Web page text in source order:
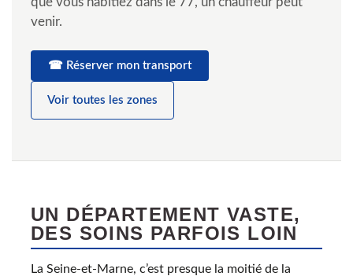
venir.
☎ Réserver mon transport
Voir toutes les zones
UN DÉPARTEMENT VASTE,
DES SOINS PARFOIS LOIN
La Seine-et-Marne, c’est presque la moitié de la